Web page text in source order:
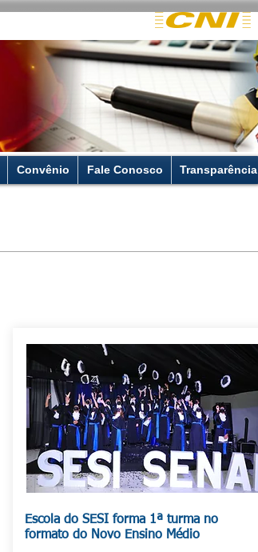
Convênio Fale Conosco Transparência
Escola do SESI forma 1ª turma no
formato do Novo Ensino Médio